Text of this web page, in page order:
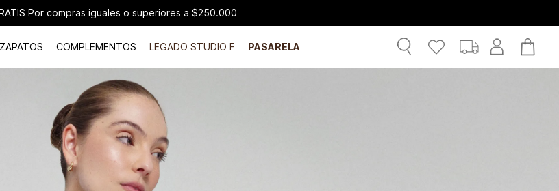
Por compras iguales o superiores a $250.000
ZAPATOS COMPLEMENTOS LEGADO STUDIO F PASARELA